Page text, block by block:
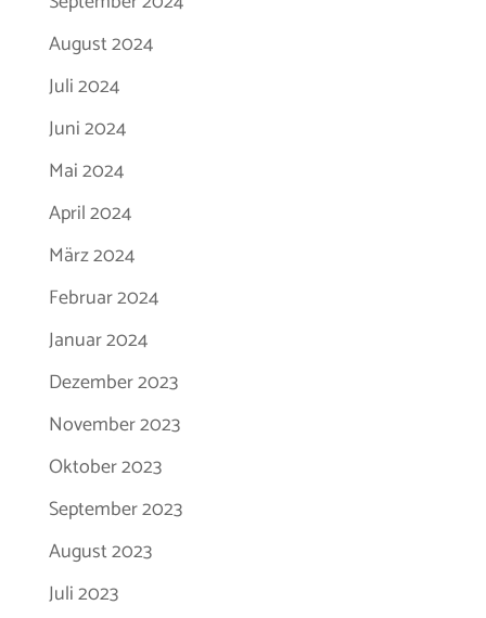
August 2024
Juli 2024
Juni 2024
Mai 2024
April 2024
März 2024
Februar 2024
Januar 2024
Dezember 2023
November 2023
Oktober 2023
September 2023
August 2023
Juli 2023